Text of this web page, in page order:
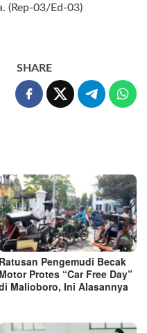
(Rep-03/Ed-03)
SHARE
Ratusan Pengemudi Becak
Motor Protes “Car Free Day”
Malioboro, Ini Alasannya